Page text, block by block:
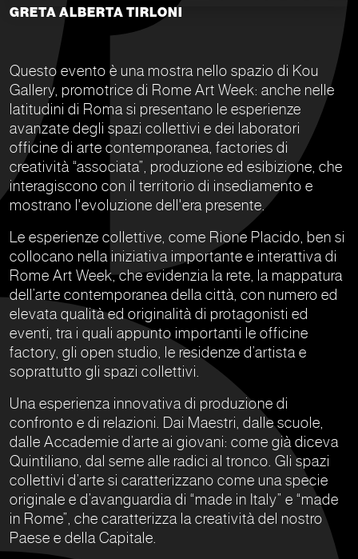
GRETA ALBERTA TIRLONI
Questo evento è una mostra nello spazio di Kou
Gallery, promotrice di Rome Art Week: anche nelle
latitudini di Roma si presentano le esperienze
avanzate degli spazi collettivi e dei laboratori
officine di arte contemporanea, factories di
creatività “associata”, produzione ed esibizione, che
interagiscono con il territorio di insediamento e
mostrano l'evoluzione dell'era presente.
Le esperienze collettive, come Rione Placido, ben si
collocano nella iniziativa importante e interattiva di
Rome Art Week, che evidenzia la rete, la mappatura
dell’arte contemporanea della città, con numero ed
elevata qualità ed originalità di protagonisti ed
eventi, tra i quali appunto importanti le officine
factory, gli open studio, le residenze d’artista e
soprattutto gli spazi collettivi.
Una esperienza innovativa di produzione di
confronto e di relazioni. Dai Maestri, dalle scuole,
dalle Accademie d’arte ai giovani: come già diceva
Quintiliano, dal seme alle radici al tronco. Gli spazi
collettivi d’arte si caratterizzano come una specie
originale e d’avanguardia di “made in Italy” e “made
in Rome”, che caratterizza la creatività del nostro
Paese e della Capitale.